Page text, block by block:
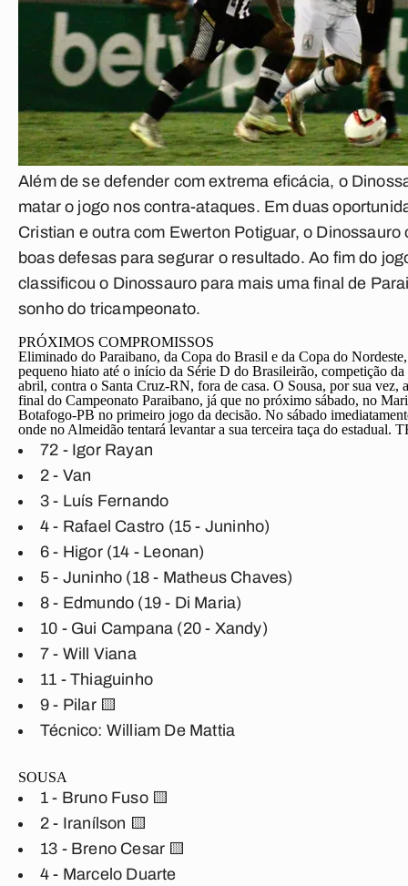
Além de se defender com extrema eficácia, o
matar o jogo nos contra-ataques. Em duas
Cristian e outra com Ewerton Potiguar, o
boas defesas para segurar o resultado. Ao fim do
classificou o Dinossauro para mais uma final de
sonho do tricampeonato.
PRÓXIMOS COMPROMISSOS
Eliminado do Paraibano, da Copa do Brasil e da Copa do
pequeno hiato até o início da Série D do Brasileirão, competição
abril, contra o Santa Cruz-RN, fora de casa. O Sousa, por sua vez,
final do Campeonato Paraibano, já que no próximo sábado, no
Botafogo-PB no primeiro jogo da decisão. No sábado
onde no Almeidão tentará levantar a sua terceira taça do estadual.
72 - Igor Rayan
2 - Van
3 - Luís Fernando
4 - Rafael Castro (15 - Juninho)
6 - Higor (14 - Leonan)
5 - Juninho (18 - Matheus Chaves)
8 - Edmundo (19 - Di Maria)
10 - Gui Campana (20 - Xandy)
7 - Will Viana
11 - Thiaguinho
9 - Pilar 🟨
Técnico: William De Mattia
SOUSA
1 - Bruno Fuso 🟨
2 - Iranílson 🟨
13 - Breno Cesar 🟨
4 - Marcelo Duarte